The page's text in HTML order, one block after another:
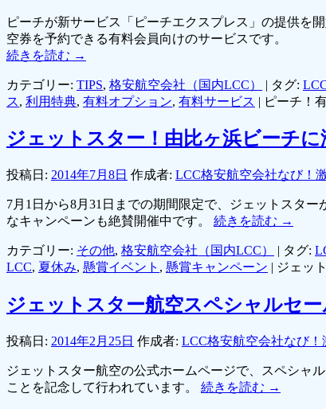
ピーチが新サービス「ピーチエクスプレス」の提供を
空券を予約できる有料会員向けのサービスです。
続きを読む →
カテゴリー: TIPS, 格安航空会社（国内LCC） | タグ:
ス, 利用特典, 有料オプション, 有料サービス | ピーチ！
ジェットスター！由比ヶ浜ビーチ
投稿日: 2014年7月8日 作成者: LCC格安航空会社なび！
7月1日から8月31日までの期間限定で、ジェットスタ
なキャンペーンも絶賛開催中です。 続きを読む →
カテゴリー: その他, 格安航空会社（国内LCC） | タグ:
LCC, 夏休み, 懸賞イベント , 懸賞キャンペーン | ジェッ
ジェットスター航空スペシャルセ
投稿日: 2014年2月25日 作成者: LCC格安航空会社なび
ジェットスター航空の公式ホームページで、スペシャ
ことを記念して行われています。 続きを読む →